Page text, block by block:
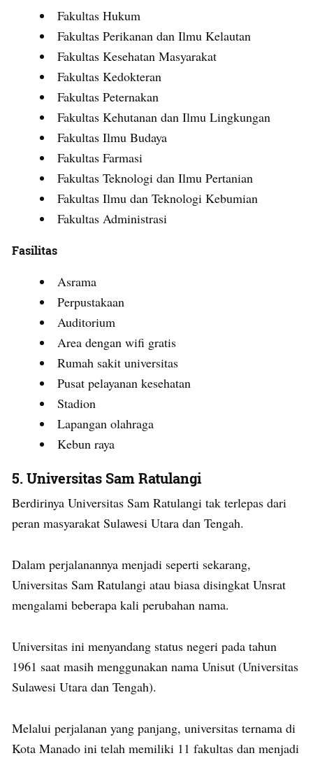
Fakultas Hukum
Fakultas Perikanan dan Ilmu Kelautan
Fakultas Kesehatan Masyarakat
Fakultas Kedokteran
Fakultas Peternakan
Fakultas Kehutanan dan Ilmu Lingkungan
Fakultas Ilmu Budaya
Fakultas Farmasi
Fakultas Teknologi dan Ilmu Pertanian
Fakultas Ilmu dan Teknologi Kebumian
Fakultas Administrasi
Fasilitas
Asrama
Perpustakaan
Auditorium
Area dengan wifi gratis
Rumah sakit universitas
Pusat pelayanan kesehatan
Stadion
Lapangan olahraga
Kebun raya
5.Universitas Sam Ratulangi
Berdirinya Universitas Sam Ratulangi tak terlepas dari
peran masyarakat Sulawesi Utara dan Tengah.
Dalam perjalanannya menjadi seperti sekarang,
Universitas Sam Ratulangi atau biasa disingkat Unsrat
mengalami beberapa kali perubahan nama.
Universitas ini menyandang status negeri pada tahun
1961 saat masih menggunakan nama Unisut (Universitas
Sulawesi Utara dan Tengah).
Melalui perjalanan yang panjang, universitas ternama di
Kota Manado ini telah memiliki 11 fakultas dan menjadi